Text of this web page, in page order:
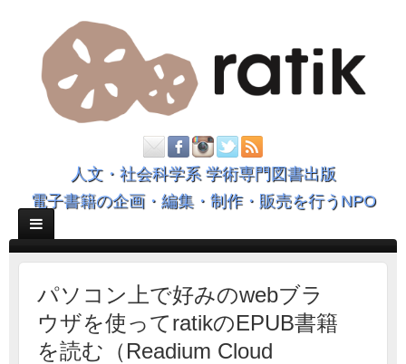
人文・社会科学系 学術専門図書出版
電子書籍の企画・編集・制作・販売を行うNPO
パソコン上で好みのwebブラ
ウザを使ってratikのEPUB書籍
を読む（Readium Cloud